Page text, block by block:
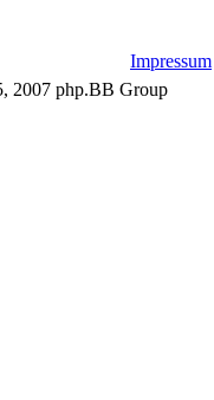
Impressum
2007 php.BB Group